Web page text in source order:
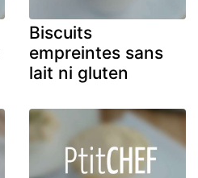
Biscuits
empreintes sans
lait ni gluten